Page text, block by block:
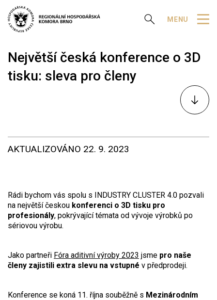
Zobrazit vyhledávání
MENU
Největší česká konference o 3D
tisku: sleva pro členy
K
obsahu
AKTUALIZOVÁNO 22. 9. 2023
Rádi bychom vás spolu s INDUSTRY CLUSTER 4.0 pozvali
na největší českou konferenci o 3D tisku pro
profesionály, pokrývající témata od vývoje výrobků po
sériovou výrobu.
Jako partneři Fóra aditivní výroby 2023 jsme pro naše
členy zajistili extra slevu na vstupné v předprodeji.
Konference se koná 11. října souběžně s Mezinárodním